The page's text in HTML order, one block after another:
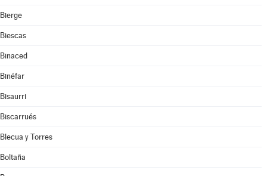
Bierge
Biescas
Binaced
Binéfar
Bisaurri
Biscarrués
Blecua y Torres
Boltaña